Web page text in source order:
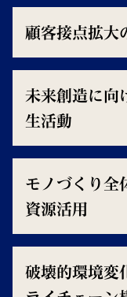
顧客接点拡大
未来創造に向
生活動
モノづくり全
資源活用
破壊的環境変